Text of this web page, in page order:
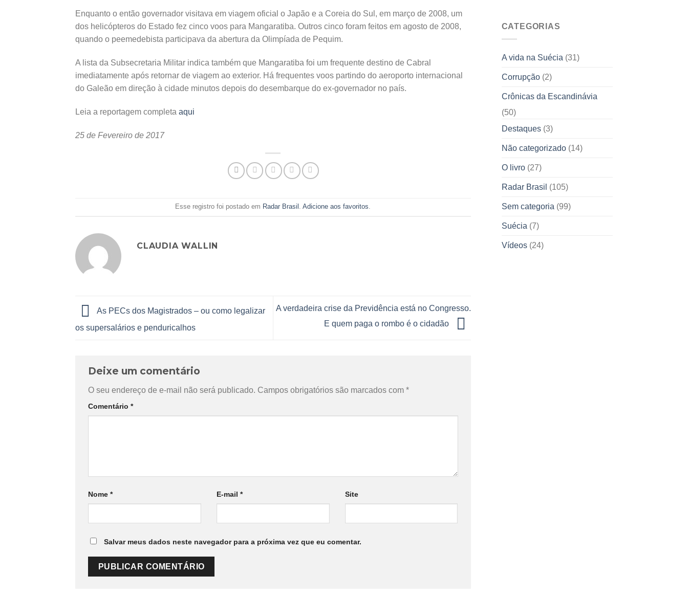
Enquanto o então governador visitava em viagem oficial o Japão e a Coreia do Sul, em março de 2008, um
dos helicópteros do Estado fez cinco voos para Mangaratiba. Outros cinco foram feitos em agosto de 2008,
quando o peemedebista participava da abertura da Olimpíada de Pequim.
A lista da Subsecretaria Militar indica também que Mangaratiba foi um frequente destino de Cabral
imediatamente após retornar de viagem ao exterior. Há frequentes voos partindo do aeroporto internacional
do Galeão em direção à cidade minutos depois do desembarque do ex-governador no país.
Leia a reportagem completa aqui
25 de Fevereiro de 2017
Esse registro foi postado em Radar Brasil .Adicione aos favoritos.
CLAUDIA WALLIN
As PECs dos Magistrados – ou como legalizar
os supersalários e penduricalhos
A verdadeira crise da Previdência está no Congresso.
E quem paga o rombo é o cidadão
Deixe um comentário
O seu endereço de e-mail não será publicado. Campos obrigatórios são marcados com *
Comentário *
Nome * E-mail * Site
Salvar meus dados neste navegador para a próxima vez que eu comentar.
CATEGORIAS
A vida na Suécia (31)
Corrupção(2)
Crônicas da Escandinávia
(50)
Destaques(3)
Não categorizado(14)
O livro(27)
Radar Brasil (105)
Sem categoria (99)
Suécia (7)
Vídeos(24)